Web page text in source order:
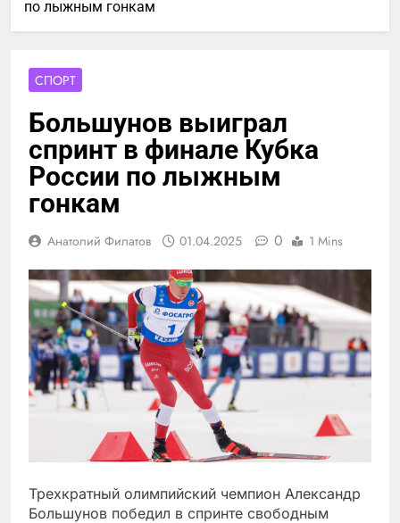
по лыжным гонкам
СПОРТ
Большунов выиграл
спринт в финале Кубка
России по лыжным
гонкам
Анатолий Филатов 01.04.2025 0 1 Mins
Трехкратный олимпийский чемпион Александр
Большунов победил в спринте свободным